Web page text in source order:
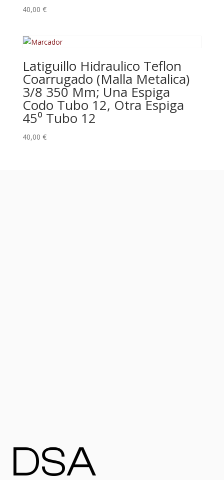
40,00 €
Latiguillo Hidraulico Teflon
Coarrugado (Malla Metalica)
3/8 350 Mm; Una Espiga
Codo Tubo 12, Otra Espiga
45⁰ Tubo 12
40,00 €
DSA